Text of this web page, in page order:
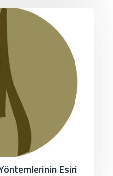
Esiri